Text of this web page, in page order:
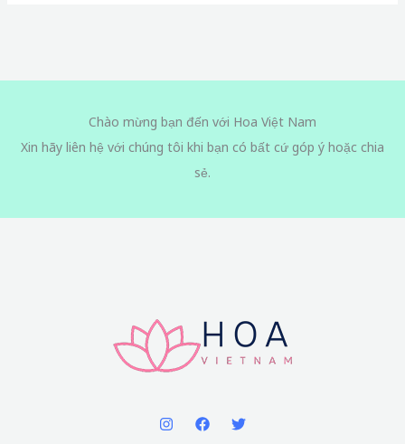
Chào mừng bạn đến với Hoa Việt Nam
Xin hãy liên hệ với chúng tôi khi bạn có bất cứ góp ý hoặc chia
sẻ.